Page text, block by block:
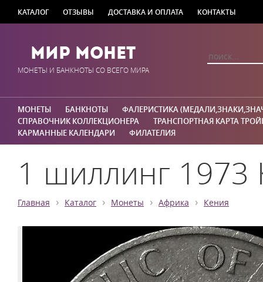
КАТАЛОГ ОТЗЫВЫ ДОСТАВКА И ОПЛАТА КОНТАКТЫ
Мир Монет
МОНЕТЫ И БАНКНОТЫ СО ВСЕГО МИРА
МОНЕТЫ БАНКНОТЫ
ФАЛЕРИСТИКА
СПРАВОЧНИК КОЛЛЕКЦИОНЕРА
ТРАНСПОРТНАЯ КАРТА
КАРМАННЫЕ КАЛЕНДАРИ
ФИЛАТЕЛИЯ
1 шиллинг 1973
Главная › Каталог › Монеты › Африка › Кения